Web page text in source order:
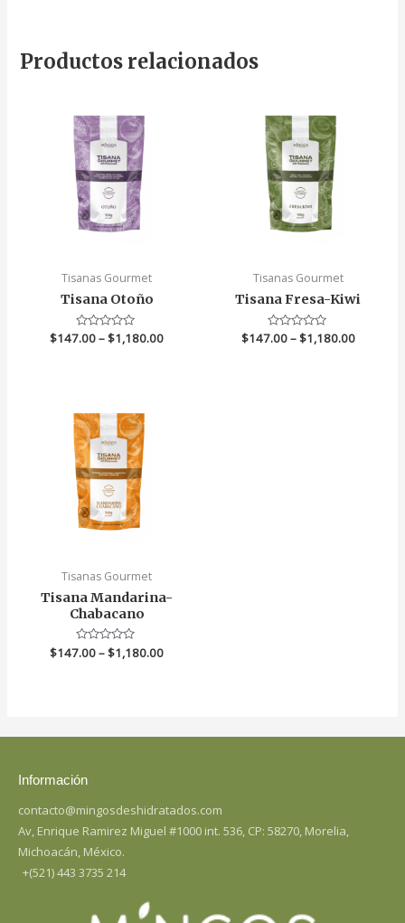
Productos relacionados
Tisanas Gourmet
Tisana Otoño
Valorado
$147.00–$1,180.00
Tisanas Gourmet
Tisana Fresa-Kiwi
Valorado
$147.00–$1,180.00
Tisanas Gourmet
Tisana Mandarina-
Chabacano
Valorado
en
$147.00–$1,180.00
Información
contacto@mingosdeshidratados.com
Av, Enrique Ramirez Miguel #1000 int. 536, CP: 58270, Morelia,
Michoacán, México.
+(521) 443 3735 214